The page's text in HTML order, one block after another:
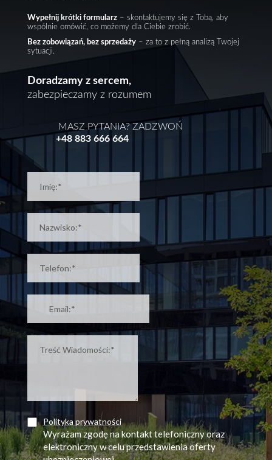
Wypełnij krótki formularz– skontaktujemy się z Tobą, aby
wspólnie omówić, co możemy dla Ciebie zrobić.
Bez zobowiązań, bez sprzedaży– za to z pełną analizą Twojej
sytuacji.
Doradzamy z sercem,
zabezpieczamy z rozumem
MASZ PYTANIA? ZADZWOŃ
+48 883 666 664